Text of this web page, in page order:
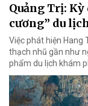
Quảng Trị:
cương” du
Việc phát hiện Hang
thạch nhũ gần như
phẩm du lịch khám